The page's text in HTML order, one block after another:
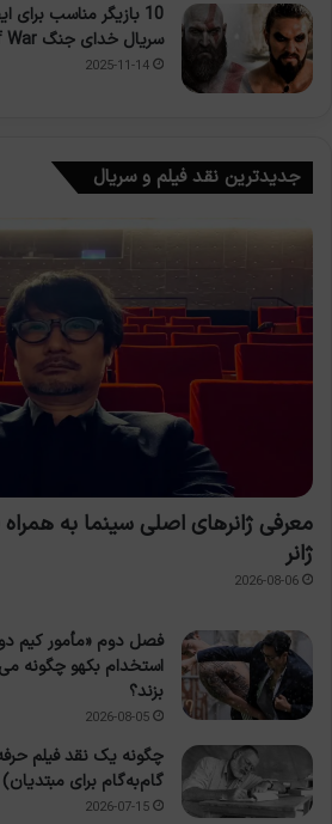
10 بازیگر مناسب
سریال خدای جنگ God of War
2025-11-14
جدیدترین نقد فیلم و سریال
معرفی ژانرهای اصلی سینما به
ژانر
2026-08-06
فصل دوم «مأمور کیم
استخدام بکهو چگونه
بزند؟
2026-08-05
چگونه یک نقد فیلم
گام‌به‌گام برای مبتدیان)
2026-07-15